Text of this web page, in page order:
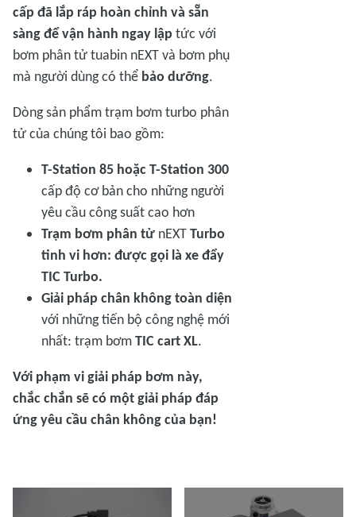
cấp đã lắp ráp hoàn chỉnh và sẵn
sàng để vận hành ngay lập tức với
bơm phân tử tuabin nEXT và bơm phụ
mà người dùng có thể bảo dưỡng.
Dòng sản phẩm trạm bơm turbo phân
tử của chúng tôi bao gồm:
T-Station 85 hoặc T-Station 300
cấp độ cơ bản cho những người
yêu cầu công suất cao hơn
Trạm bơm phân tử nEXTTurbo
tinh vi hơn: được gọi là xe đẩy
TIC Turbo.
Giải pháp chân không toàn diện
với những tiến bộ công nghệ mới
nhất: trạm bơmTIC cart XL.
Với phạm vi giải pháp bơm này,
chắc chắn sẽ có một giải pháp đáp
ứng yêu cầu chân không của bạn!